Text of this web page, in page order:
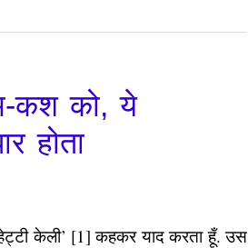
कश को, ये
होता
केली’ [1] कहकर याद करता हूँ. उस